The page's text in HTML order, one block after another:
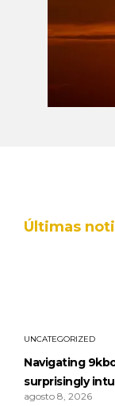
Últimas
UNCATEGORIZED
Navigating
surprisingly
agosto 8, 2026